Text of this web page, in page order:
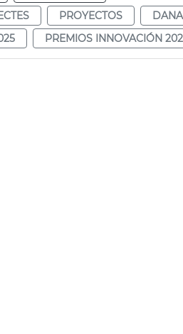
PROYECTOS
DANA
PREMIOS INNOVACIÓN